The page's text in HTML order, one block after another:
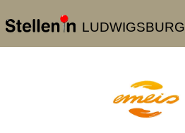
LUDWIGSBURG